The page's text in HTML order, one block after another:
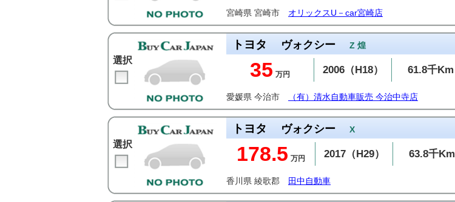
宮崎県 宮崎市 オリックスU－car宮崎店
選択
トヨタ ヴォクシー Z 煌
35 万円 2006（H18） 61.8千Km
愛媛県 今治市 （有）清水自動車販売 今治中寺店
選択
トヨタ ヴォクシー X
178.5 万円 2017（H29） 63.8千Km
香川県 綾歌郡 田中自動車